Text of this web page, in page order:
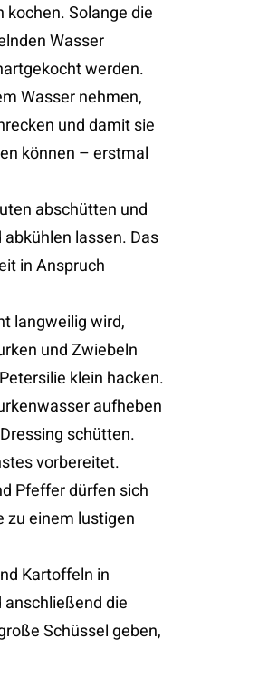
kochen. Solange die
Wasser
werden.
Wasser nehmen,
und damit sie
können – erstmal
abschütten und
lassen. Das
in Anspruch
langweilig wird,
und Zwiebeln
klein hacken.
aufheben
schütten.
vorbereitet.
Pfeffer dürfen sich
zu einem lustigen
Kartoffeln in
die
Schüssel geben,